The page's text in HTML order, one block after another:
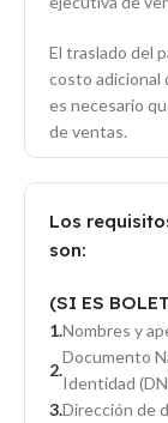
El traslado del
costo adicional
es necesario
de ventas.
Los
son:
(SI ES
Nombres y
Documento
Identidad
Dirección de